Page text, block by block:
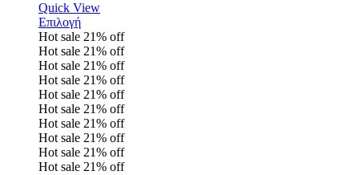
Quick View
Επιλογή
Hot sale 21% off
Hot sale 21% off
Hot sale 21% off
Hot sale 21% off
Hot sale 21% off
Hot sale 21% off
Hot sale 21% off
Hot sale 21% off
Hot sale 21% off
Hot sale 21% off